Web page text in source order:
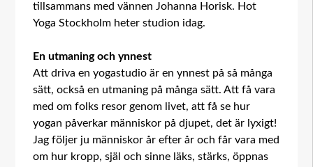
tillsammans med vännen Johanna Horisk. Hot
Yoga Stockholm heter studion idag.
En utmaning och ynnest
Att driva en yogastudio är en ynnest på så många
sätt, också en utmaning på många sätt. Att få vara
med om folks resor genom livet, att få se hur
yogan påverkar människor på djupet, det är lyxigt!
Jag följer ju människor år efter år och får vara med
om hur kropp, själ och sinne läks, stärks, öppnas